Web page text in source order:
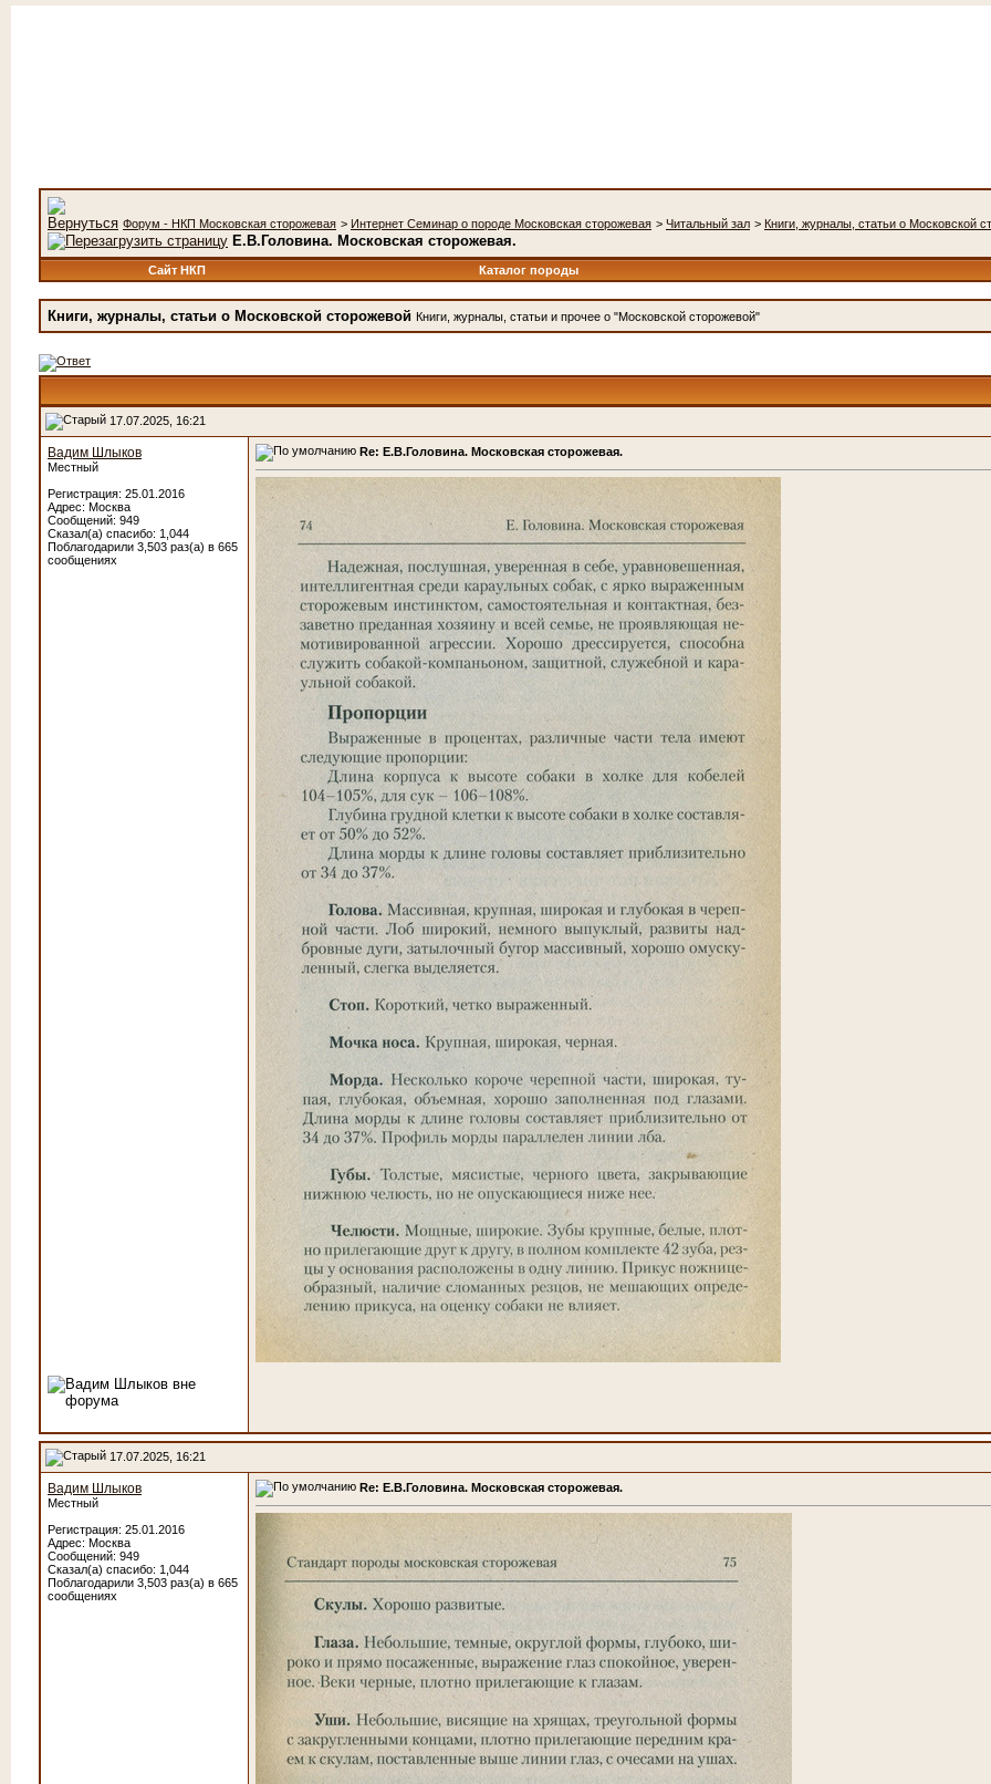
Форум - НКП Московская сторожевая > Интернет Семинар о породе Московская сторожевая > Читальный зал > Книги, журналы, статьи о Московской
Е.В.Головина. Московская сторожевая.
Сайт НКП Каталог породы
Книги, журналы, статьи о Московской сторожевой Книги, журналы, статьи и прочее о "Московской сторожевой"
17.07.2025, 16:21
Вадим Шлыков
Местный
Регистрация: 25.01.2016
Адрес: Москва
Сообщений: 949
Сказал(а) спасибо: 1,044
Поблагодарили 3,503 раз(а) в 665
сообщениях
Re: Е.В.Головина. Московская сторожевая.
17.07.2025, 16:21
Вадим Шлыков
Местный
Регистрация: 25.01.2016
Адрес: Москва
Сообщений: 949
Сказал(а) спасибо: 1,044
Поблагодарили 3,503 раз(а) в 665
сообщениях
Re: Е.В.Головина. Московская сторожевая.